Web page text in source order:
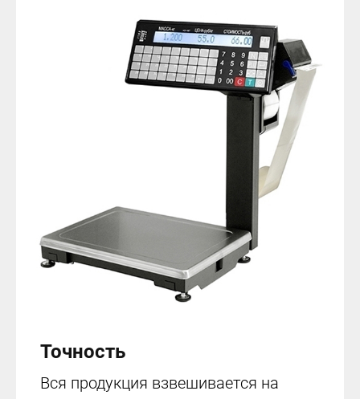
Точность
Вся продукция взвешивается на